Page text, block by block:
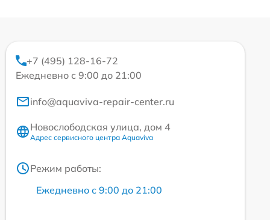
+7 (495) 128-16-72
Ежедневно с 9:00 до 21:00
info@aquaviva-repair-center.ru
Новослободская улица, дом 4
Адрес сервисного центра Aquaviva
Режим работы:
Ежедневно с 9:00 до 21:00